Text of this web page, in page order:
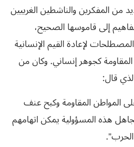
من المفكرين والناشطين الغربيين
إلى قاموسها الصحيح،
لإعادة القيم الإنسانية
كجوهر إنساني. وكان من
قال:
المواطن المقاومة وكبح عنف
هذه المسؤولية يمكن اتهامهم